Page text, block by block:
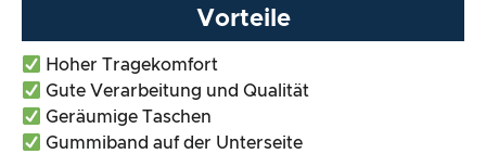
Vorteile
Hoher Tragekomfort
Gute Verarbeitung und Qualität
Geräumige Taschen
Gummiband auf der Unterseite